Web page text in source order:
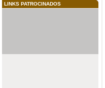
LINKS PATROCINADOS